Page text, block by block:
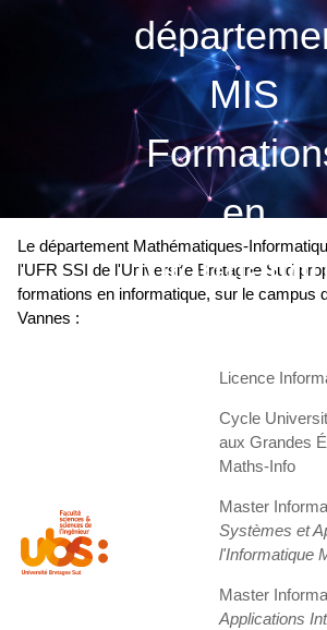
MIS
en
Le département Mathématiques-
l'UFR SSI de l'Université Bretagne Sud
formations en informatique, sur le campus
Vannes :
Licence
Cycle
aux Grandes
Maths-Info
Master
Systèmes et
l'Informatique
Master
Applications